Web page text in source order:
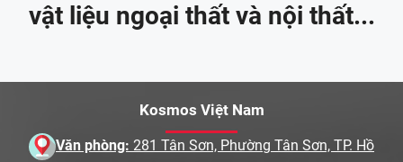
vật liệu ngoại thất và nội thất...
Kosmos Việt Nam
Văn phòng: 281 Tân Sơn, Phường Tân Sơn, TP. Hồ